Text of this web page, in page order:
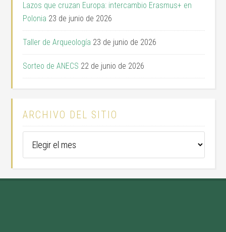
Lazos que cruzan Europa: intercambio Erasmus+ en
Polonia 23 de junio de 2026
Taller de Arqueología 23 de junio de 2026
Sorteo de ANECS 22 de junio de 2026
ARCHIVO DEL SITIO